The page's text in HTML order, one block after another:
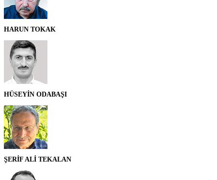
HARUN TOKAK
HÜSEYİN ODABAŞI
ŞERİF ALİ TEKALAN